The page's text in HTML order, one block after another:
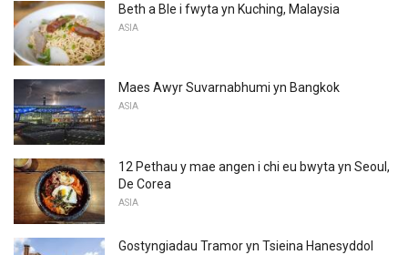
Beth a Ble i fwyta yn Kuching, Malaysia
ASIA
Maes Awyr Suvarnabhumi yn Bangkok
ASIA
12 Pethau y mae angen i chi eu bwyta yn Seoul,
De Corea
ASIA
Gostyngiadau Tramor yn Tsieina Hanesyddol